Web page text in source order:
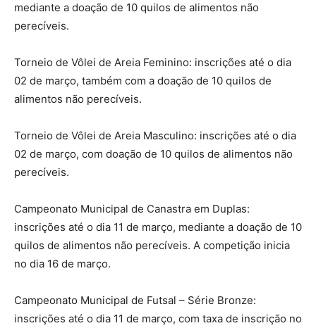
mediante a doação de 10 quilos de alimentos não
perecíveis.
Torneio de Vôlei de Areia Feminino: inscrições até o dia
02 de março, também com a doação de 10 quilos de
alimentos não perecíveis.
Torneio de Vôlei de Areia Masculino: inscrições até o dia
02 de março, com doação de 10 quilos de alimentos não
perecíveis.
Campeonato Municipal de Canastra em Duplas:
inscrições até o dia 11 de março, mediante a doação de 10
quilos de alimentos não perecíveis. A competição inicia
no dia 16 de março.
Campeonato Municipal de Futsal – Série Bronze:
inscrições até o dia 11 de março, com taxa de inscrição no